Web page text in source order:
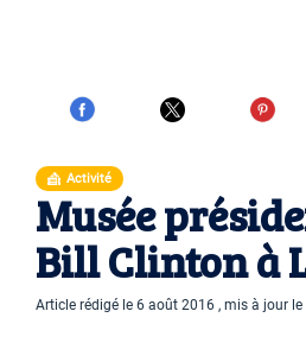
Activité
Musée
Bill Clinton à
Article rédigé le 6 août 2016 , mis à jour